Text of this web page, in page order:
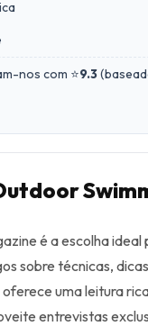
nos com ⭐9.3(
é a escolha
sobre técnicas,
uma leitura
entrevistas